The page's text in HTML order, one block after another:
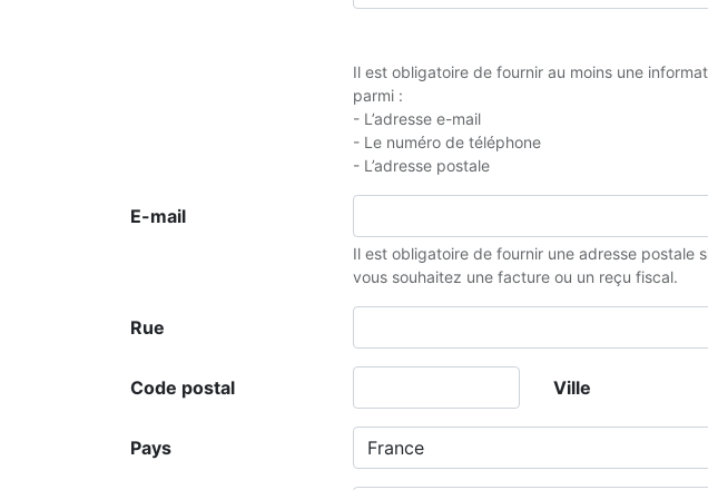
Il est obligatoire de fournir au moins une
parmi :
- L’adresse e-mail
- Le numéro de téléphone
- L’adresse postale
E-mail
Il est obligatoire de fournir une adresse postale
vous souhaitez une facture ou un reçu fiscal.
Rue
Code postal Ville
Pays